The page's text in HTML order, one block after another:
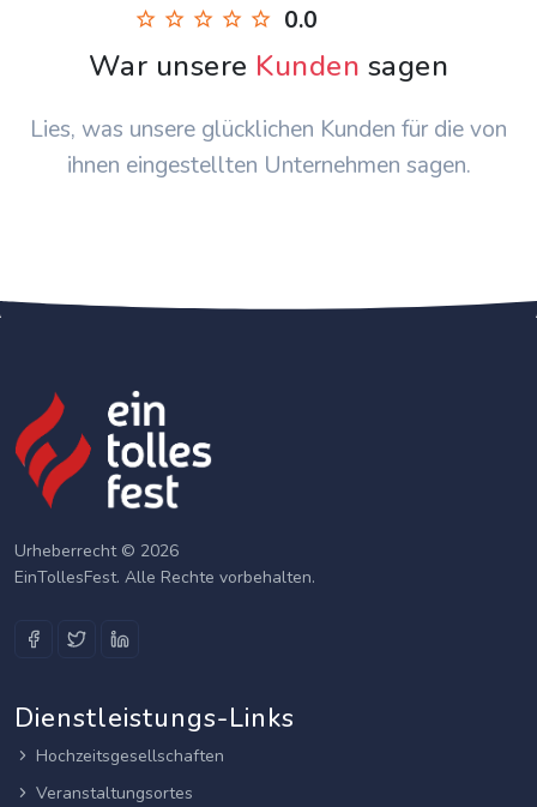
0.0
War unsere Kunden sagen
Lies, was unsere glücklichen Kunden für die von
ihnen eingestellten Unternehmen sagen.
Urheberrecht © 2026
EinTollesFest. Alle Rechte vorbehalten.
Dienstleistungs-Links
Hochzeitsgesellschaften
Veranstaltungsortes